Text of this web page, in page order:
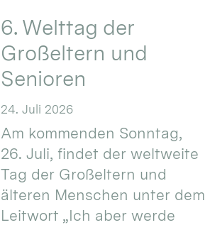
6. Welttag der
Großeltern und
Senioren
24. Juli 2026
Am kommenden Sonntag,
26. Juli, findet der weltweite
Tag der Großeltern und
älteren Menschen unter dem
Leitwort „Ich aber werde